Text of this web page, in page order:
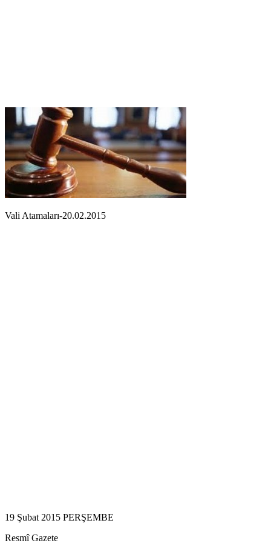
Vali Atamaları-20.02.2015
19 Şubat 2015 PERŞEMBE
Resmî Gazete